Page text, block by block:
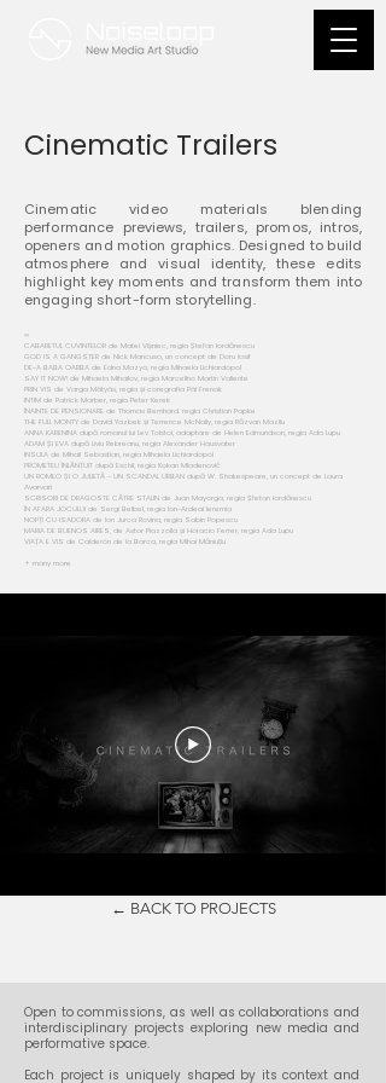
Cinematic Trailers
Cinematic video materials blending
performance previews, trailers, promos, intros,
openers and motion graphics. Designed to build
atmosphere and visual identity, these edits
highlight key moments and transform them into
engaging short-form storytelling.
∞
CABARETUL CUVINTELOR de Matei Vișniec, regia Ștefan Iordănescu
GOD IS A GANGSTER de Nick Mancuso, un concept de Doru Iosif
DE-A BABA OARBA de Edna Mazya, regia Mihaela Lichiardopol
SAY IT NOW! de Mihaela Mihailov, regia Marcelino Martin Valiente
PRIN VIS de Varga Mátyás, regia și coregrafia Pál Frenak
INTIM de Patrick Marber, regia Peter Kerek
ÎNAINTE DE PENSIONARE de Thomas Bernhard. regia Christian Papke
THE FULL MONTY de David Yazbek și Terrence McNally, regia Răzvan Mazilu
ANNA KARENINA după romanul lui Lev Tolstoi, adaptare de Helen Edmundson, regia Ada Lupu
ADAM ȘI EVA după Liviu Rebreanu, regia Alexander Hausvater
INSULA de Mihail Sebastian, regia Mihaela Lichiardopol
PROMETEU ÎNLĂNȚUIT după Eschil, regia Kokan Mladenović
UN ROMEO ȘI O JULIETĂ - UN SCANDAL URBAN după W. Shakespeare, un concept de Laura
Avarvari
SCRISORI DE DRAGOSTE CĂTRE STALIN de Juan Mayorga, regia Șfetan Iordănescu
ÎN AFARA JOCULUI de Sergi Belbel, regia Ion-Ardeal Ieremia
NOPȚI CU ISADORA de Ion Jurca Rovina, regia Sabin Popescu
MARIA DE BUENOS AIRES, de Astor Piazzolla și Horacio Ferrer, regia Ada Lupu
VIAȚA E VIS de Calderón de la Barca, regia Mihai Măniuțiu
+ many more
← BACK TO PROJECTS
​Open to commissions, as well as collaborations and
interdisciplinary projects exploring new media and
performative space.
Each project is uniquely shaped by its context and